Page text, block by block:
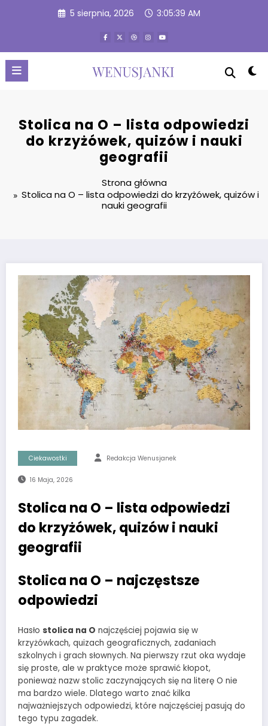
5 sierpnia, 2026 3:05:40 AM
Stolica na O – lista odpowiedzi
do krzyżówek, quizów i nauki
geografii
Strona główna
Stolica na O – lista odpowiedzi do krzyżówek, quizów i
nauki geografii
Ciekawostki Redakcja Wenusjanek
16 Maja, 2026
Stolica na O – lista odpowiedzi
do krzyżówek, quizów i nauki
geografii
Stolica na O – najczęstsze
odpowiedzi
Hasło stolica na O najczęściej pojawia się w
krzyżówkach, quizach geograficznych, zadaniach
szkolnych i grach słownych. Na pierwszy rzut oka wydaje
się proste, ale w praktyce może sprawić kłopot,
ponieważ nazw stolic zaczynających się na literę O nie
ma bardzo wiele. Dlatego warto znać kilka
najważniejszych odpowiedzi, które najczęściej pasują do
tego typu zagadek.